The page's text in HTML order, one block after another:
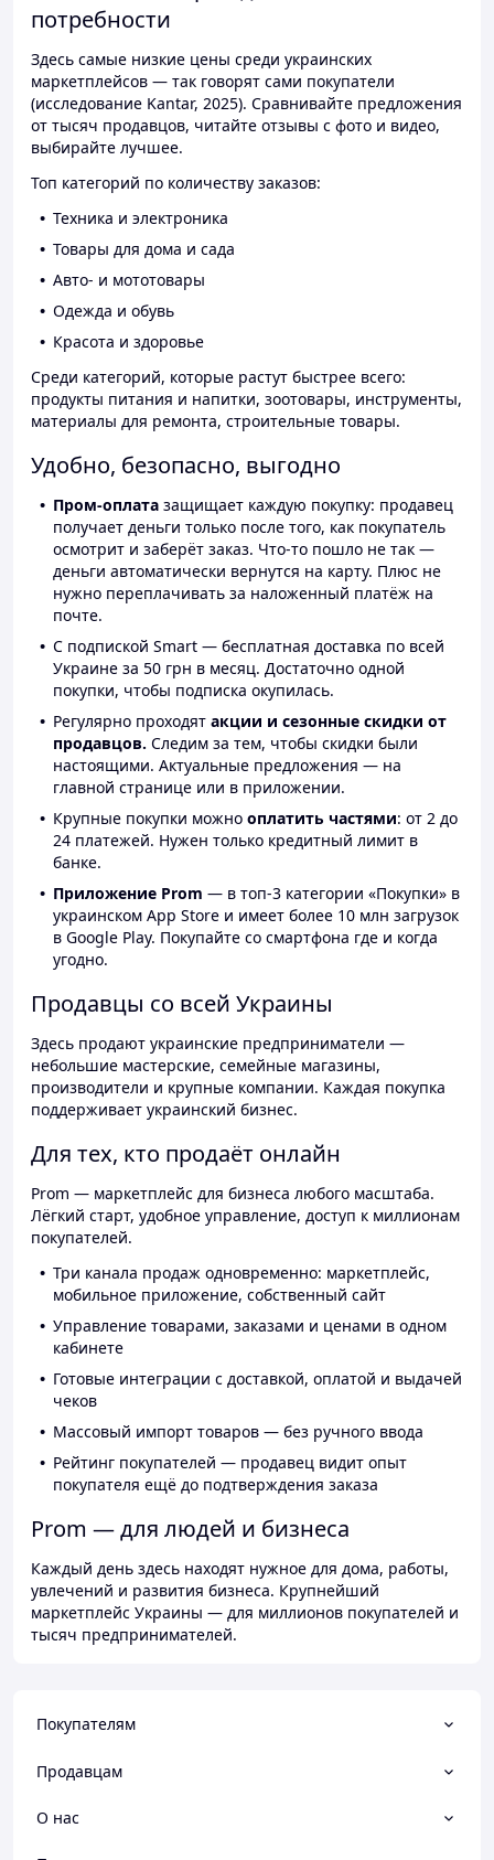
потребности
Здесь самые низкие цены среди украинских
маркетплейсов — так говорят сами покупатели
(исследование Kantar, 2025). Сравнивайте предложения
от тысяч продавцов, читайте отзывы с фото и видео,
выбирайте лучшее.
Топ категорий по количеству заказов:
Техника и электроника
Товары для дома и сада
Авто- и мототовары
Одежда и обувь
Красота и здоровье
Среди категорий, которые растут быстрее всего:
продукты питания и напитки, зоотовары, инструменты,
материалы для ремонта, строительные товары.
Удобно, безопасно, выгодно
Пром-оплата защищает каждую покупку: продавец
получает деньги только после того, как покупатель
осмотрит и заберёт заказ. Что-то пошло не так —
деньги автоматически вернутся на карту. Плюс не
нужно переплачивать за наложенный платёж на
почте.
С подпиской Smart — бесплатная доставка по всей
Украине за 50 грн в месяц. Достаточно одной
покупки, чтобы подписка окупилась.
Регулярно проходят акции и сезонные скидки от
продавцов. Следим за тем, чтобы скидки были
настоящими. Актуальные предложения — на
главной странице или в приложении.
Крупные покупки можно оплатить частями: от 2 до
24 платежей. Нужен только кредитный лимит в
банке.
Приложение Prom — в топ-3 категории «Покупки» в
украинском App Store и имеет более 10 млн загрузок
в Google Play. Покупайте со смартфона где и когда
угодно.
Продавцы со всей Украины
Здесь продают украинские предприниматели —
небольшие мастерские, семейные магазины,
производители и крупные компании. Каждая покупка
поддерживает украинский бизнес.
Для тех, кто продаёт онлайн
Prom — маркетплейс для бизнеса любого масштаба.
Лёгкий старт, удобное управление, доступ к миллионам
покупателей.
Три канала продаж одновременно: маркетплейс,
мобильное приложение, собственный сайт
Управление товарами, заказами и ценами в одном
кабинете
Готовые интеграции с доставкой, оплатой и выдачей
чеков
Массовый импорт товаров — без ручного ввода
Рейтинг покупателей — продавец видит опыт
покупателя ещё до подтверждения заказа
Prom — для людей и бизнеса
Каждый день здесь находят нужное для дома, работы,
увлечений и развития бизнеса. Крупнейший
маркетплейс Украины — для миллионов покупателей и
тысяч предпринимателей.
Покупателям
Продавцам
О нас